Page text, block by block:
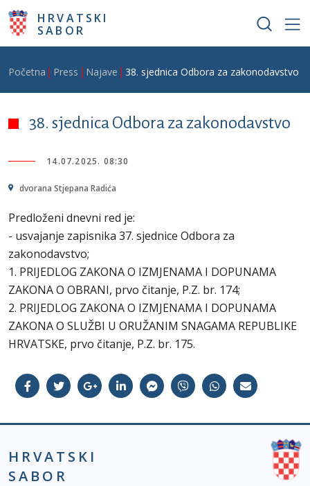
Skoči na glavni sadržaj
HRVATSKI
SABOR
Breadcrumb
Početna Press Najave 38. sjednica Odbora za zakonodavstvo
38. sjednica Odbora za zakonodavstvo
14.07.2025. 08:30
dvorana Stjepana Radića
Predloženi dnevni red je:
- usvajanje zapisnika 37. sjednice Odbora za
zakonodavstvo;
1. PRIJEDLOG ZAKONA O IZMJENAMA I DOPUNAMA
ZAKONA O OBRANI, prvo čitanje, P.Z. br. 174;
2. PRIJEDLOG ZAKONA O IZMJENAMA I DOPUNAMA
ZAKONA O SLUŽBI U ORUŽANIM SNAGAMA REPUBLIKE
HRVATSKE, prvo čitanje, P.Z. br. 175.
HRVATSKI
SABOR